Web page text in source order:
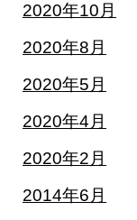
2020年10月
2020年8月
2020年5月
2020年4月
2020年2月
2014年6月